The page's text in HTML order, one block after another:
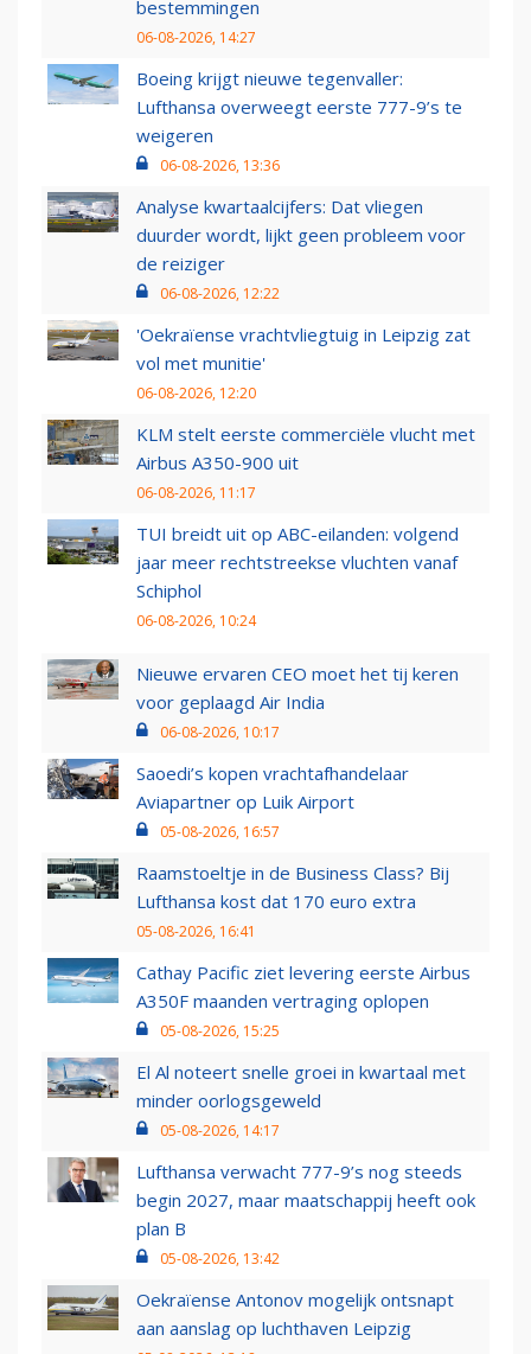
bestemmingen
06-08-2026, 14:27
Boeing krijgt nieuwe tegenvaller:
Lufthansa overweegt eerste 777-9’s te
weigeren
06-08-2026, 13:36
Analyse kwartaalcijfers: Dat vliegen
duurder wordt, lijkt geen probleem voor
de reiziger
06-08-2026, 12:22
'Oekraïense vrachtvliegtuig in Leipzig zat
vol met munitie'
06-08-2026, 12:20
KLM stelt eerste commerciële vlucht met
Airbus A350-900 uit
06-08-2026, 11:17
TUI breidt uit op ABC-eilanden: volgend
jaar meer rechtstreekse vluchten vanaf
Schiphol
06-08-2026, 10:24
Nieuwe ervaren CEO moet het tij keren
voor geplaagd Air India
06-08-2026, 10:17
Saoedi’s kopen vrachtafhandelaar
Aviapartner op Luik Airport
05-08-2026, 16:57
Raamstoeltje in de Business Class? Bij
Lufthansa kost dat 170 euro extra
05-08-2026, 16:41
Cathay Pacific ziet levering eerste Airbus
A350F maanden vertraging oplopen
05-08-2026, 15:25
El Al noteert snelle groei in kwartaal met
minder oorlogsgeweld
05-08-2026, 14:17
Lufthansa verwacht 777-9’s nog steeds
begin 2027, maar maatschappij heeft ook
plan B
05-08-2026, 13:42
Oekraïense Antonov mogelijk ontsnapt
aan aanslag op luchthaven Leipzig